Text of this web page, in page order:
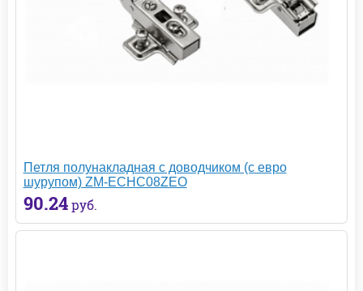
Петля полунакладная с доводчиком (с евро
шурупом) ZM-ECHC08ZEO
90.24 руб.